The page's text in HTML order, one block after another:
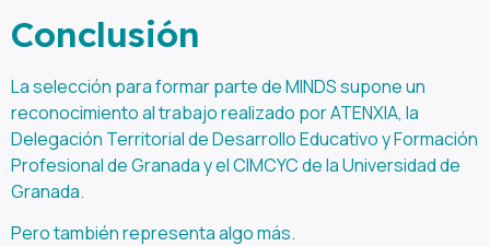
Conclusión
La selección para formar parte de MINDS supone un
reconocimiento al trabajo realizado por ATENXIA, la
Delegación Territorial de Desarrollo Educativo y Formación
Profesional de Granada y el CIMCYC de la Universidad de
Granada.
Pero también representa algo más.